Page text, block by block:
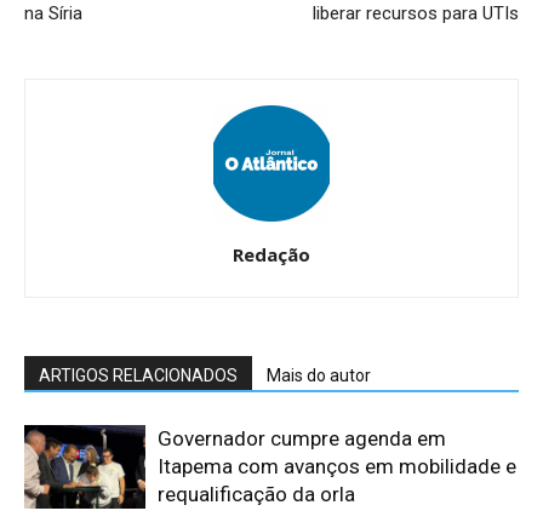
na Síria
liberar recursos para UTIs
Redação
ARTIGOS RELACIONADOS Mais do autor
Governador cumpre agenda em
Itapema com avanços em mobilidade e
requalificação da orla